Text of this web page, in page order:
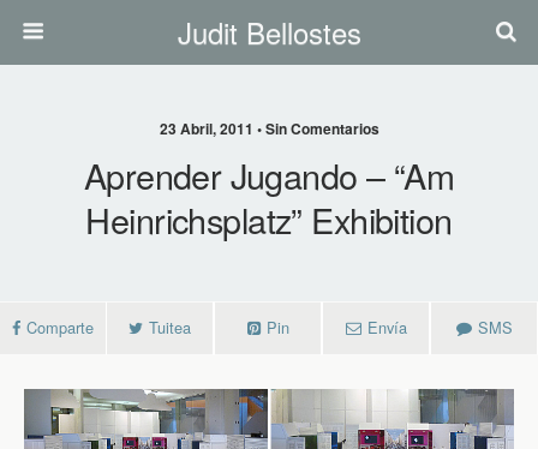
Judit Bellostes
23 Abril, 2011 • Sin Comentarios
Aprender Jugando – “am
Heinrichsplatz” Exhibition
Comparte Tuitea Pin Envía SMS